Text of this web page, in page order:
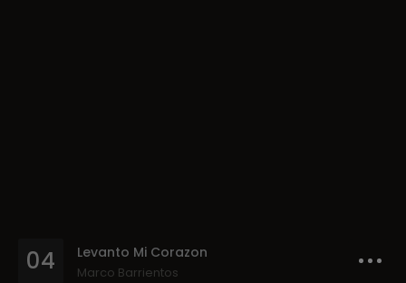
04 Levanto Mi Corazon
Marco Barrientos